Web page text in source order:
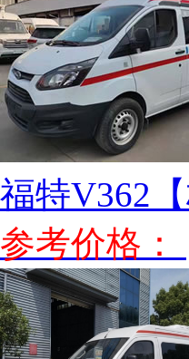
福特V362
参考价格：